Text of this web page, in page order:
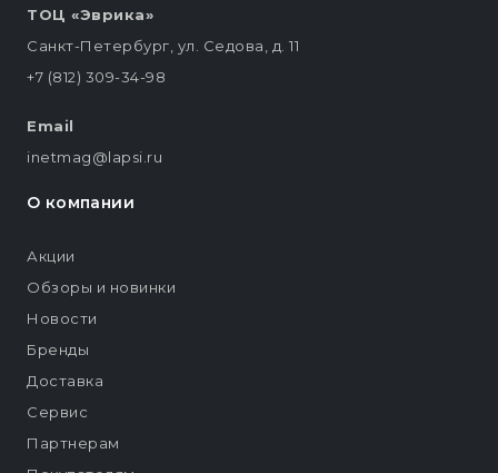
ТОЦ «Эврика»
Санкт-Петербург, ул. Седова, д. 11
+7 (812) 309-34-98
Email
inetmag@lapsi.ru
О компании
Акции
Обзоры и новинки
Новости
Бренды
Доставка
Сервис
Партнерам